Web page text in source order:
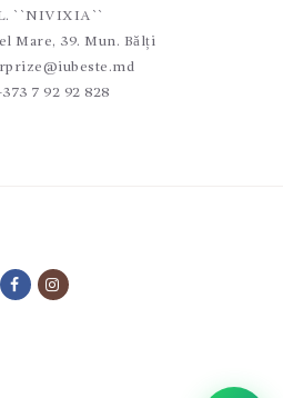
``NIVIXIA``
Mare, 39. Mun. Bălți
7 92 92 828